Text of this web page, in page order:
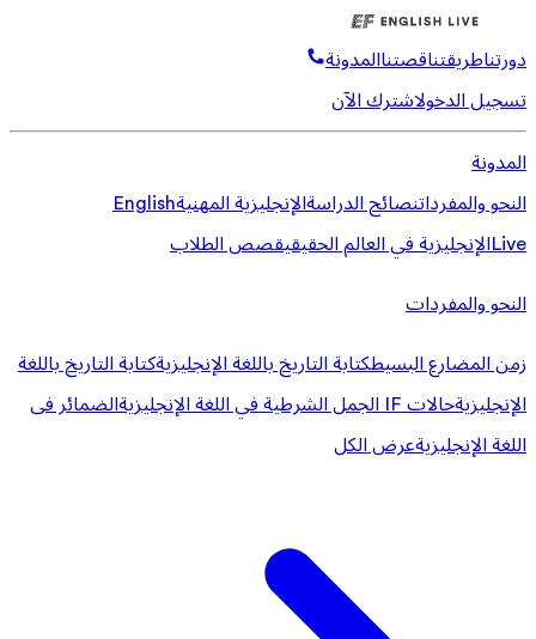
دورتناطريقتناقصتناالمدونة
تسجيل الدخولاشترك الآن
المدونة
النحو والمفرداتنصائح الدراسةالإنجليزية المهنيةEnglish
Liveالإنجليزية في العالم الحقيقيقصص الطلاب
النحو والمفردات
زمن المضارع البسيطكتابة التاريخ باللغة الإنجليزيةكتابة التاريخ باللغة
الإنجليزيةحالات IF الجمل الشرطية في اللغة الإنجليزية
الضمائر فى
اللغة الإنجليزيةعرض الكل